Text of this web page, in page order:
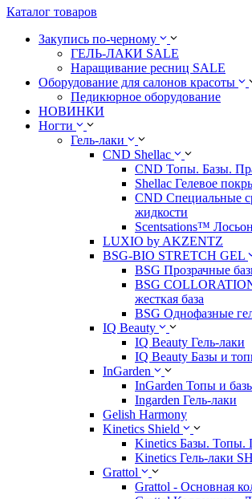
Каталог товаров
Закупись по-черному
ГЕЛЬ-ЛАКИ SALE
Наращивание ресниц SALE
Оборудование для салонов красоты
Педикюрное оборудование
НОВИНКИ
Ногти
Гель-лаки
CND Shellac
CND Топы. Базы.
Shellac Гелевое
CND Специальные
жидкости
Scentsations™
LUXIO by AKZENTZ
BSG-BIO STRETCH GEL
BSG Прозрачные
BSG
жесткая база
BSG Однофазные
IQ Beauty
IQ Beauty Гель-лаки
IQ Beauty Базы и
InGarden
InGarden Топы и
Ingarden Гель-лаки
Gelish Harmony
Kinetics Shield
Kinetics Базы. Топы.
Kinetics Гель-лаки
Grattol
Grattol - Oснoвнaя